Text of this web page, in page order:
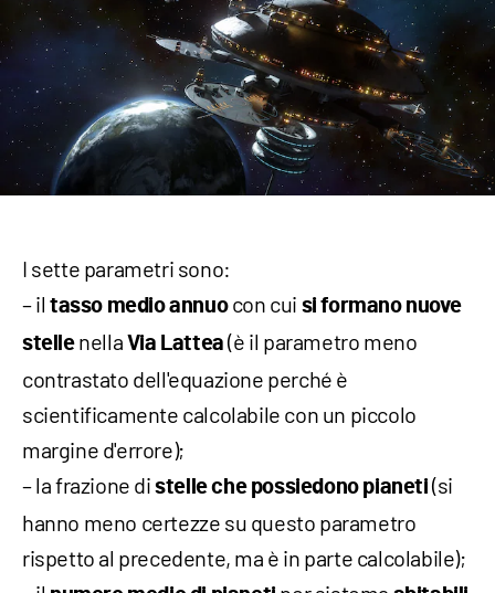
I sette parametri sono:
– il tasso medio annuocon cui si formano nuove
stellenella Via Lattea (è il parametro meno
contrastato dell'equazione perché è
scientificamente calcolabile con un piccolo
margine d'errore);
– la frazione distelleche possiedono pianeti (si
hanno meno certezze su questo parametro
rispetto al precedente, ma è in parte calcolabile);